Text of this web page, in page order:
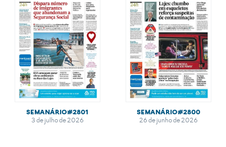
SEMANÁRIO#2801
3 de julho de 2026
SEMANÁRIO#2800
26 de junho de 2026